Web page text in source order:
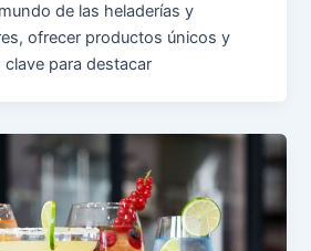
de las heladerías y
ofrecer productos únicos y
para destacar